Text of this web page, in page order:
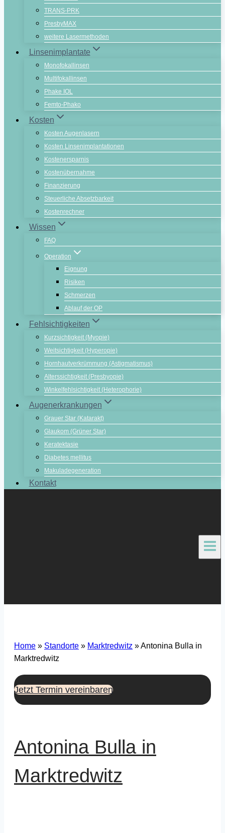
TRANS-PRK
PresbyMAX
weitere Lasermethoden
Linsenimplantate
Monofokallinsen
Multifokallinsen
Phake IOL
Femto-Phako
Kosten
Kosten Augenlasern
Kosten Linsenimplantationen
Kostenersparnis
Kostenübernahme
Finanzierung
Steuerliche Absetzbarkeit
Kostenrechner
Wissen
FAQ
Operation
Eignung
Risiken
Schmerzen
Ablauf der OP
Fehlsichtigkeiten
Kurzsichtigkeit (Myopie)
Weitsichtigkeit (Hyperopie)
Hornhautverkrümmung (Astigmatismus)
Alterssichtigkeit (Presbyopie)
Winkelfehlsichtigkeit (Heterophorie)
Augenerkrankungen
Grauer Star (Katarakt)
Glaukom (Grüner Star)
Keratektasie
Diabetes mellitus
Makuladegeneration
Kontakt
Home » Standorte » Marktredwitz »Antonina Bulla in
Marktredwitz
Jetzt Termin vereinbaren
Antonina Bulla in
Marktredwitz